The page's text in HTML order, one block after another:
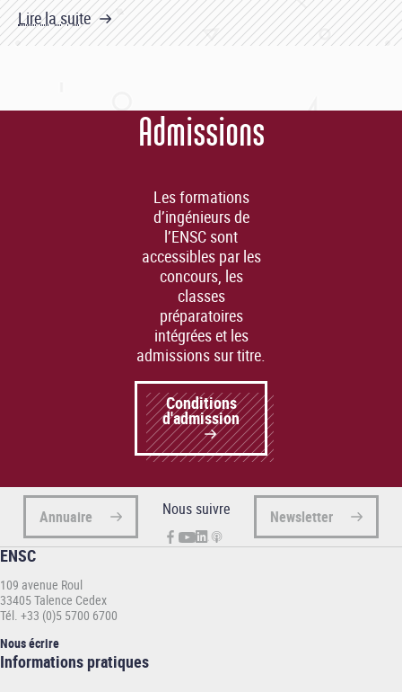
Lire la suite
Admissions
Les formations
d’ingénieurs de
l’ENSC sont
accessibles par les
concours, les
classes
préparatoires
intégrées et les
admissions sur titre.
Conditions
d'admission
Annuaire Nous suivre Newsletter
ENSC
109 avenue Roul
33405 Talence Cedex
Tél. +33 (0)5 5700 6700
Nous écrire
Informations
Informations pratiques